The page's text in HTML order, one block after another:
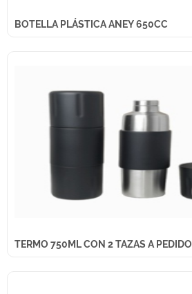
BOTELLA PLÁSTICA ANEY 650CC
TERMO 750ML CON 2 TAZAS A PEDIDO